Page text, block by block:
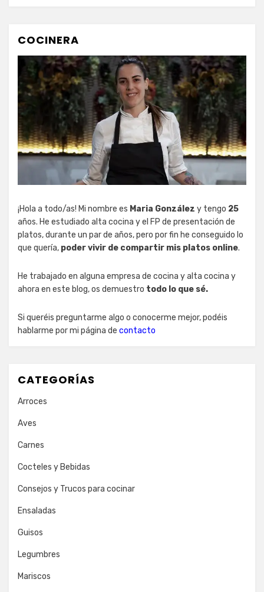
COCINERA
¡Hola a todo/as! Mi nombre es Maria González y tengo 25
años. He estudiado alta cocina y el FP de presentación de
platos, durante un par de años, pero por fin he conseguido lo
que quería, poder vivir de compartir mis platos online.
He trabajado en alguna empresa de cocina y alta cocina y
ahora en este blog, os demuestro todo lo que sé.
Si queréis preguntarme algo o conocerme mejor, podéis
hablarme por mi página de contacto
CATEGORÍAS
Arroces
Aves
Carnes
Cocteles y Bebidas
Consejos y Trucos para cocinar
Ensaladas
Guisos
Legumbres
Mariscos